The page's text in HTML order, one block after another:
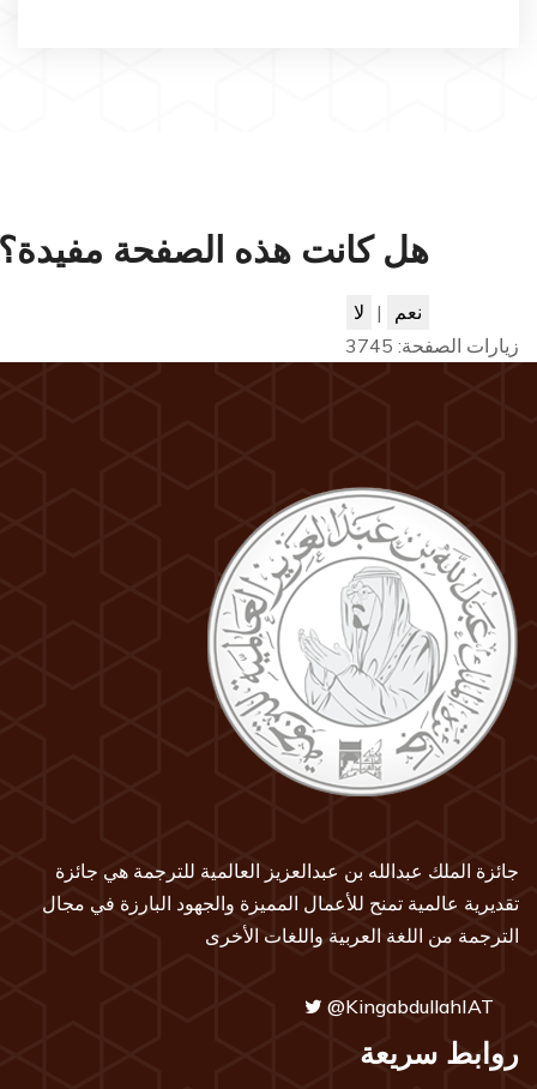
هل كانت هذه الصفحة
نعم | لا
زيارات الصفحة: 3745
جائزة الملك عبدالله بن عبدالعزيز العالمية للترجمة هي جائزة
تقديرية عالمية تمنح للأعمال المميزة والجهود البارزة في مجال
الترجمة من اللغة العربية واللغات الأخرى
@KingabdullahIAT
روابط سريعة